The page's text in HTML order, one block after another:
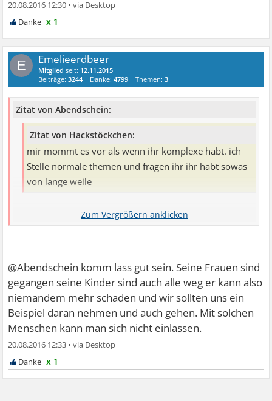
20.08.2016 12:30 •
x 1
E Emelieerdbeer
Mitglied seit: 12.11.2015
Beiträge:3244 Danke:4799 Themen:3
Zitat von Abendschein:
Zitat von Hackstöckchen:
mir mommt es vor als wenn ihr komplexe habt. ich
Stelle normale themen und fragen ihr ihr habt sowas
von lange weile
Aber Du hast Doch ganz andere Probleme. Frau und
Kinder wolltest Du wieder haben und jetzt machste hier
einen auf
Sex............Gehts noch?
@Abendschein komm lass gut sein. Seine Frauen sind
gegangen seine Kinder sind auch alle weg er kann also
niemandem mehr schaden und wir sollten uns ein
Beispiel daran nehmen und auch gehen. Mit solchen
Menschen kann man sich nicht einlassen.
20.08.2016 12:33 •
x 1